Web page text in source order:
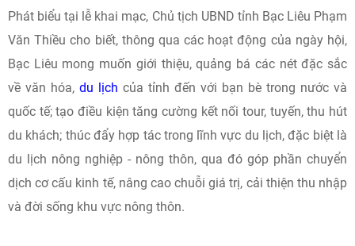
Phát biểu tại lễ khai mạc, Chủ tịch UBND tỉnh Bạc Liêu Phạm
Văn Thiều cho biết, thông qua các hoạt động của ngày hội,
Bạc Liêu mong muốn giới thiệu, quảng bá các nét đặc sắc
về văn hóa, du lịch của tỉnh đến với bạn bè trong nước và
quốc tế; tạo điều kiện tăng cường kết nối tour, tuyến, thu hút
du khách; thúc đẩy hợp tác trong lĩnh vực du lịch, đặc biệt là
du lịch nông nghiệp - nông thôn, qua đó góp phần chuyển
dịch cơ cấu kinh tế, nâng cao chuỗi giá trị, cải thiện thu nhập
và đời sống khu vực nông thôn.